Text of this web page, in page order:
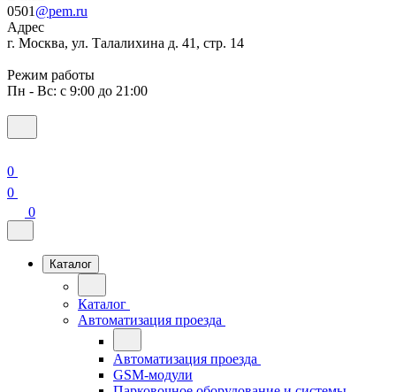
0501 @pem.ru
Адрес
г. Москва, ул. Талалихина д. 41, стр. 14
Режим работы
Пн - Вс: с 9:00 до 21:00
0
0
0
Каталог
Каталог
Автоматизация проезда
Автоматизация проезда
GSM-модули